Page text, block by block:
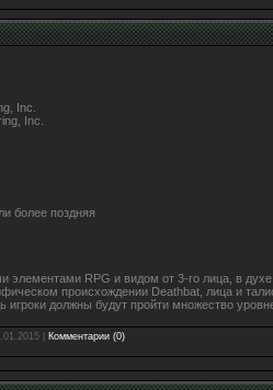
Inc.
Inc.
более поздняя
элементами RPG и видом от 3-го лица, в
происхождении Deathbat, лица и
игроки должны будут пройти множество
Комментарии (0)